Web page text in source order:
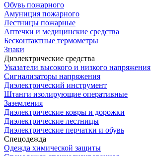
Обувь пожарного
Амуниция пожарного
Лестницы пожарные
Аптечки и медицинские средства
Бесконтактные термометры
Знаки
Диэлектрические средства
Указатели высокого и низкого напряжения
Сигнализаторы напряжения
Диэлектрический инструмент
Штанги изолирующие оперативные
Заземления
Диэлектрические ковры и дорожки
Диэлектрические лестницы
Диэлектрические перчатки и обувь
Спецодежда
Одежда химической защиты